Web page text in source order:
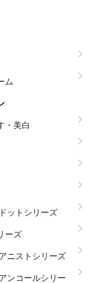
ム
・美白
ットシリーズ
ーズ
ニストシリーズ
ンコールシリー